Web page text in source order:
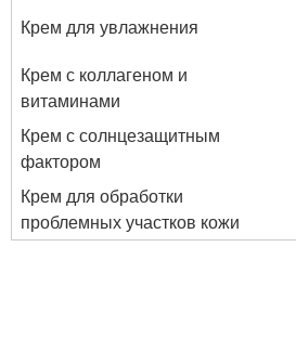
Крем для увлажнения
Крем с коллагеном и
витаминами
Крем с солнцезащитным
фактором
Крем для обработки
проблемных участков кожи